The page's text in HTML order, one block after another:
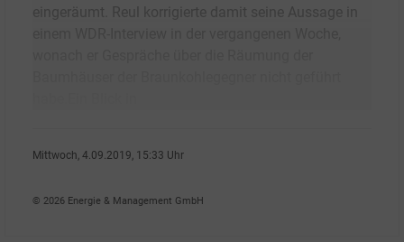
eingeräumt. Reul korrigierte damit seine Aussage in
Mittwoch, 4.09.2019, 15:33 Uhr
© 2026 Energie & Management GmbH